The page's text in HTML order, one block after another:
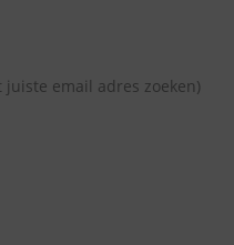
juiste email adres zoeken)